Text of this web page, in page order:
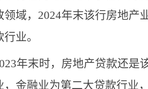
领域，2024年末该行房地产
业。
年末时，房地产贷款还是
，金融业为第二大贷款行业